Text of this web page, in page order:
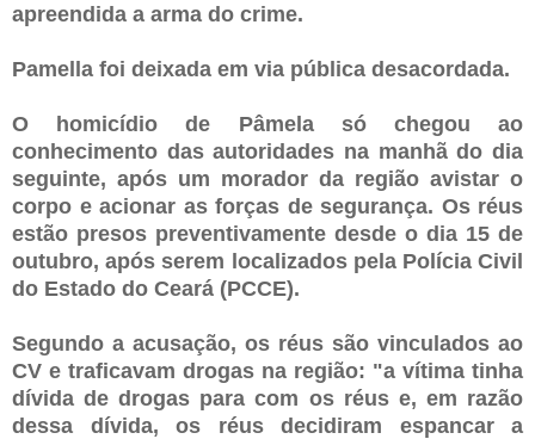
apreendida a arma do crime.
Pamella foi deixada em via pública desacordada.
O homicídio de Pâmela só chegou ao
conhecimento das autoridades na manhã do dia
seguinte, após um morador da região avistar o
corpo e acionar as forças de segurança. Os réus
estão presos preventivamente desde o dia 15 de
outubro, após serem localizados pela Polícia Civil
do Estado do Ceará (PCCE).
Segundo a acusação, os réus são vinculados ao
CV e traficavam drogas na região: "a vítima tinha
dívida de drogas para com os réus e, em razão
dessa dívida, os réus decidiram espancar a